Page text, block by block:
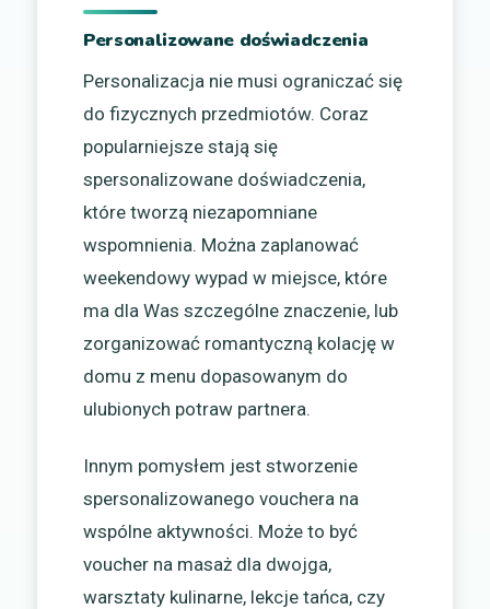
Personalizowane doświadczenia
Personalizacja nie musi ograniczać się
do fizycznych przedmiotów. Coraz
popularniejsze stają się
spersonalizowane doświadczenia,
które tworzą niezapomniane
wspomnienia. Można zaplanować
weekendowy wypad w miejsce, które
ma dla Was szczególne znaczenie, lub
zorganizować romantyczną kolację w
domu z menu dopasowanym do
ulubionych potraw partnera.
Innym pomysłem jest stworzenie
spersonalizowanego vouchera na
wspólne aktywności. Może to być
voucher na masaż dla dwojga,
warsztaty kulinarne, lekcje tańca, czy